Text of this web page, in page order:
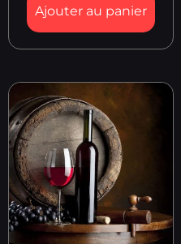
Ajouter au panier